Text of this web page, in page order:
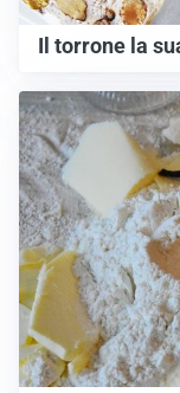
Il torrone la